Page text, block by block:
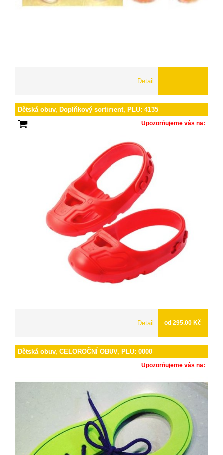
Detail
Dětská obuv, Doplňkový sortiment, PLU: 4135
Upozorňujeme vás na:
Detail od 295.00 Kč
Dětská obuv, CELOROČNÍ OBUV, PLU: 0000
Upozorňujeme vás na: